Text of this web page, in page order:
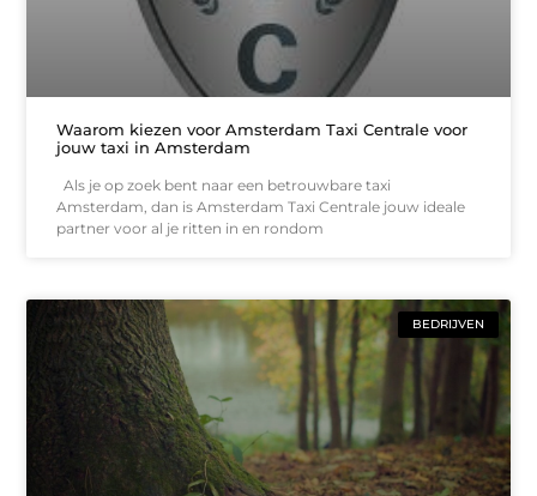
Waarom kiezen voor Amsterdam Taxi Centrale voor
jouw taxi in Amsterdam
Als je op zoek bent naar een betrouwbare taxi
Amsterdam, dan is Amsterdam Taxi Centrale jouw ideale
partner voor al je ritten in en rondom
BEDRIJVEN